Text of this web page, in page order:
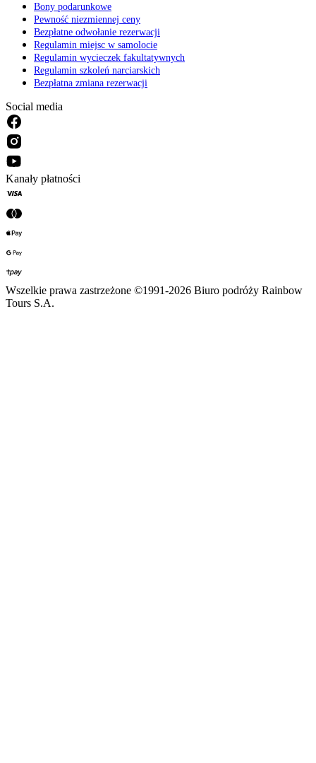
Bony podarunkowe
Pewność niezmiennej ceny
Bezpłatne odwołanie rezerwacji
Regulamin miejsc w samolocie
Regulamin wycieczek fakultatywnych
Regulamin szkoleń narciarskich
Bezpłatna zmiana rezerwacji
Social media
Kanały płatności
Wszelkie prawa zastrzeżone ©1991-2026 Biuro podróży Rainbow
Tours S.A.